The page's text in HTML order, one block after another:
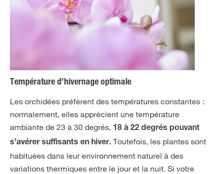
Température d’hivernage optimale
Les orchidées préfèrent des températures constantes :
normalement, elles apprécient une température
ambiante de 23 à 30 degrés, 18 à 22 degrés pouvant
s’avérer suffisants en hiver. Toutefois, les plantes sont
habituées dans leur environnement naturel à des
variations thermiques entre le jour et la nuit. Si votre